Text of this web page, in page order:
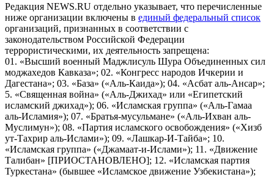
Редакция NEWS.RU отдельно указывает, что перечисленные
ниже организации включены в единый федеральный список
организаций, признанных в соответствии с
законодательством Российской Федерации
террористическими, их деятельность запрещена:
01. «Высший военный Маджлисуль Шура Объединенных сил
моджахедов Кавказа»; 02. «Конгресс народов Ичкерии и
Дагестана»; 03. «База» («Аль-Каида»); 04. «Асбат аль-Ансар»;
5. «Священная война» («Аль-Джихад» или «Египетский
исламский джихад»); 06. «Исламская группа» («Аль-Гамаа
аль-Исламия»); 07. «Братья-мусульмане» («Аль-Ихван аль-
Муслимун»); 08. «Партия исламского освобождения» («Хизб
ут-Тахрир аль-Ислами»); 09. «Лашкар-И-Тайба»; 10.
«Исламская группа» («Джамаат-и-Ислами»); 11. «Движение
Талибан» [ПРИОСТАНОВЛЕНО]; 12. «Исламская партия
Туркестана» (бывшее «Исламское движение Узбекистана»);